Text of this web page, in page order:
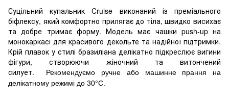
Суцільний купальник Cruise виконаний із преміального
біфлексу, який комфортно прилягає до тіла, швидко висихає
та добре тримає форму. Модель має чашки push-up на
монокаркасі для красивого декольте та надійної підтримки.
Крій плавок у стилі бразиліана делікатно підкреслює вигини
фігури, створюючи жіночний та витончений
силует.
Рекомендуємо ручне або машинне прання на
делікатному режимі до 30°C.